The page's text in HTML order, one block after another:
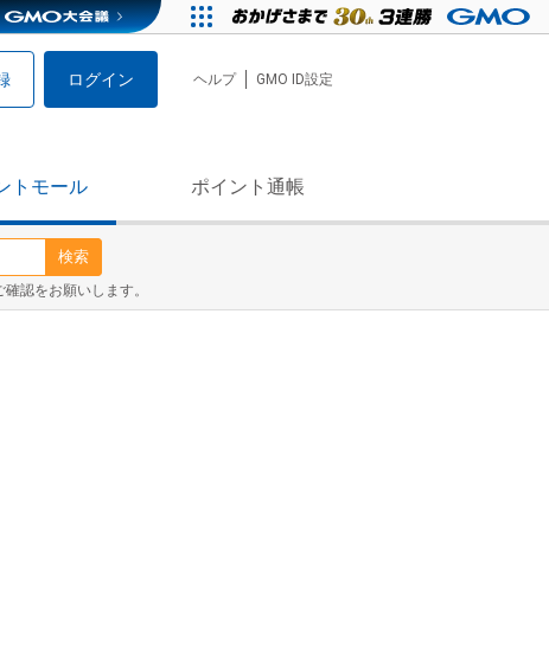
ログイン ヘルプ GMO ID設定
トモール ポイント通帳
検索
認をお願いします。